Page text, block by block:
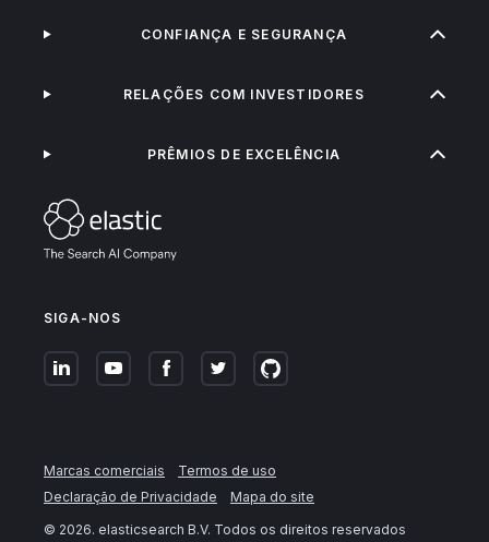
SIGA-NOS
CONFIANÇA E SEGURANÇA
RELAÇÕES COM INVESTIDORES
PRÊMIOS DE EXCELÊNCIA
Marcas comerciais
Termos de uso
Declaração de Privacidade
Mapa do site
© 2026. elasticsearch B.V. Todos os direitos reservados